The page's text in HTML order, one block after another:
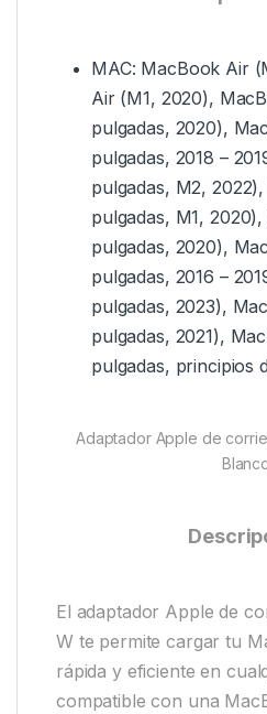
MAC: MacBook Air
Air (M1, 2020),
pulgadas, 2020),
pulgadas, 2018 –
pulgadas, M2,
pulgadas, M1,
pulgadas, 2020),
pulgadas, 2016 –
pulgadas, 2023),
pulgadas, 2021),
pulgadas, principios
Adaptador Apple de
El adaptador Apple de
W te permite cargar tu
rápida y eficiente en
compatible con una